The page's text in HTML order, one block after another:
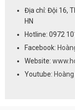
Địa chỉ: Đội 16,
HN
Hotline: 0972
Facebook:
Website:
Youtube: